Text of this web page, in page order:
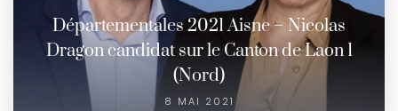
Départementales 2021 Aisne – Nicolas
Dragon candidat sur le Canton de Laon 1
(Nord)
8 MAI 2021